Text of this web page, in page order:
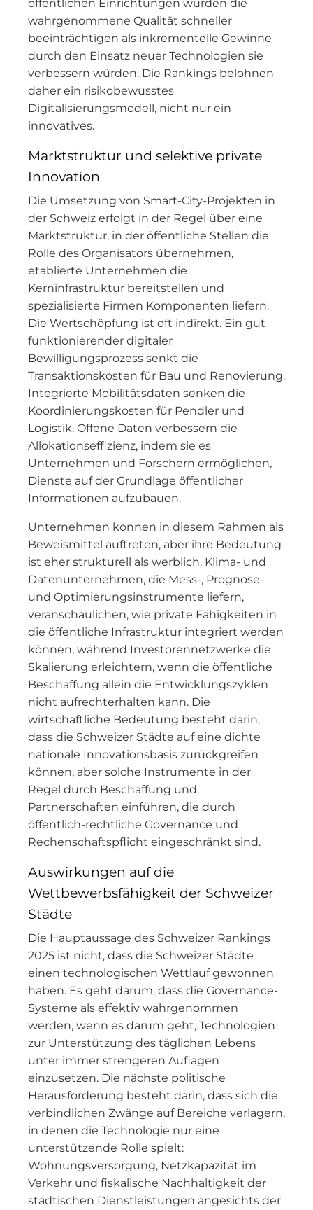
öffentlichen Einrichtungen würden die
wahrgenommene Qualität schneller
beeinträchtigen als inkrementelle Gewinne
durch den Einsatz neuer Technologien sie
verbessern würden. Die Rankings belohnen
daher ein risikobewusstes
Digitalisierungsmodell, nicht nur ein
innovatives.
Marktstruktur und selektive private
Innovation
Die Umsetzung von Smart-City-Projekten in
der Schweiz erfolgt in der Regel über eine
Marktstruktur, in der öffentliche Stellen die
Rolle des Organisators übernehmen,
etablierte Unternehmen die
Kerninfrastruktur bereitstellen und
spezialisierte Firmen Komponenten liefern.
Die Wertschöpfung ist oft indirekt. Ein gut
funktionierender digitaler
Bewilligungsprozess senkt die
Transaktionskosten für Bau und Renovierung.
Integrierte Mobilitätsdaten senken die
Koordinierungskosten für Pendler und
Logistik. Offene Daten verbessern die
Allokationseffizienz, indem sie es
Unternehmen und Forschern ermöglichen,
Dienste auf der Grundlage öffentlicher
Informationen aufzubauen.
Unternehmen können in diesem Rahmen als
Beweismittel auftreten, aber ihre Bedeutung
ist eher strukturell als werblich. Klima- und
Datenunternehmen, die Mess-, Prognose-
und Optimierungsinstrumente liefern,
veranschaulichen, wie private Fähigkeiten in
die öffentliche Infrastruktur integriert werden
können, während Investorennetzwerke die
Skalierung erleichtern, wenn die öffentliche
Beschaffung allein die Entwicklungszyklen
nicht aufrechterhalten kann. Die
wirtschaftliche Bedeutung besteht darin,
dass die Schweizer Städte auf eine dichte
nationale Innovationsbasis zurückgreifen
können, aber solche Instrumente in der
Regel durch Beschaffung und
Partnerschaften einführen, die durch
öffentlich-rechtliche Governance und
Rechenschaftspflicht eingeschränkt sind.
Auswirkungen auf die
Wettbewerbsfähigkeit der Schweizer
Städte
Die Hauptaussage des Schweizer Rankings
2025 ist nicht, dass die Schweizer Städte
einen technologischen Wettlauf gewonnen
haben. Es geht darum, dass die Governance-
Systeme als effektiv wahrgenommen
werden, wenn es darum geht, Technologien
zur Unterstützung des täglichen Lebens
unter immer strengeren Auflagen
einzusetzen. Die nächste politische
Herausforderung besteht darin, dass sich die
verbindlichen Zwänge auf Bereiche verlagern,
in denen die Technologie nur eine
unterstützende Rolle spielt:
Wohnungsversorgung, Netzkapazität im
Verkehr und fiskalische Nachhaltigkeit der
städtischen Dienstleistungen angesichts der